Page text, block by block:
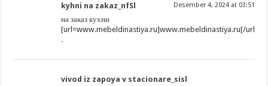
kyhni na zakaz_nfSl Desember 4, 2024 at 03:51
на заказ кухни
[url=www.mebeldinastiya.ru]www.mebeldinastiya.ru[/url]
.
vivod iz zapoya v stacionare_sisl